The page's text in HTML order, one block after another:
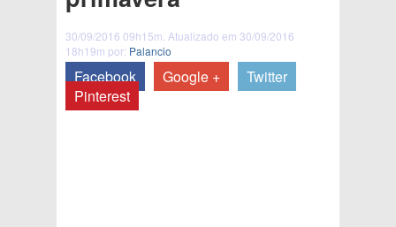
30/09/2016 09h15m. Atualizado em 30/09/2016
18h19m por: Palancio
Facebook Google +
Twitter
Pinterest